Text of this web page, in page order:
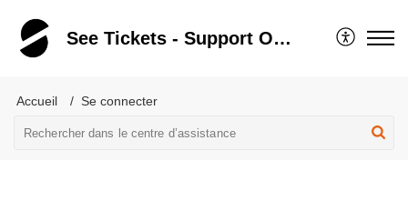
See Tickets - Support Organisateurs - Portail
Accueil Se connecter